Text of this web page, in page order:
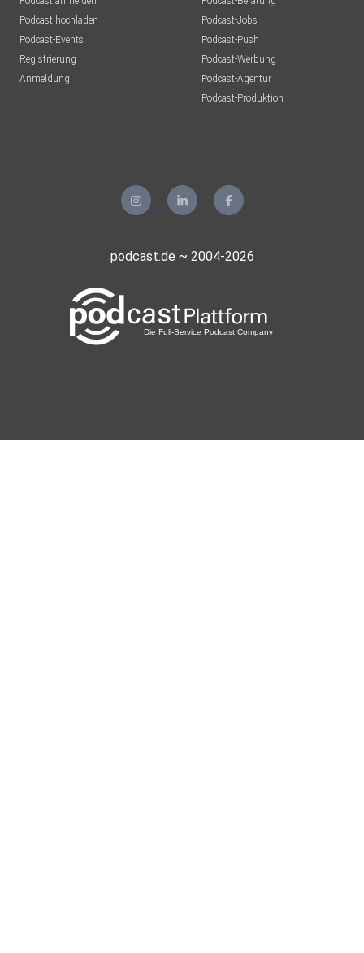
Podcast hochladen
Podcast-Events
Registrierung
Anmeldung
Podcast-Jobs
Podcast-Push
Podcast-Werbung
Podcast-Agentur
Podcast-Produktion
podcast.de ~ 2004-2026